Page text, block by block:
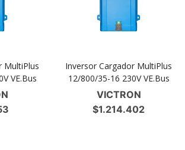
MultiPlus
VE.Bus
Inversor Cargador MultiPlus
12/800/35-16 230V VE.Bus
VICTRON
$1.214.402